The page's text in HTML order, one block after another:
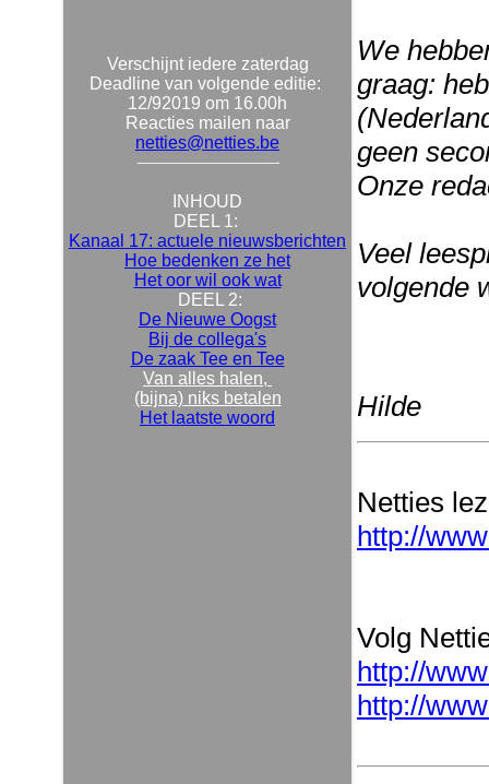
Verschijnt iedere zaterdag
Deadline van volgende editie:
12/92019 om 16.00h
Reacties mailen naar
netties@netties.be
INHOUD
DEEL 1:
Kanaal 17: actuele nieuwsberichten
Hoe bedenken ze het
Het oor wil ook wat
DEEL 2:
De Nieuwe Oogst
Bij de collega's
De zaak Tee en Tee
Van alles halen,
(bijna) niks betalen
Het laatste woord
We
graag:
geen
Onze
Veel
volgende
Hilde
Netties
http://
Volg
http://
http://